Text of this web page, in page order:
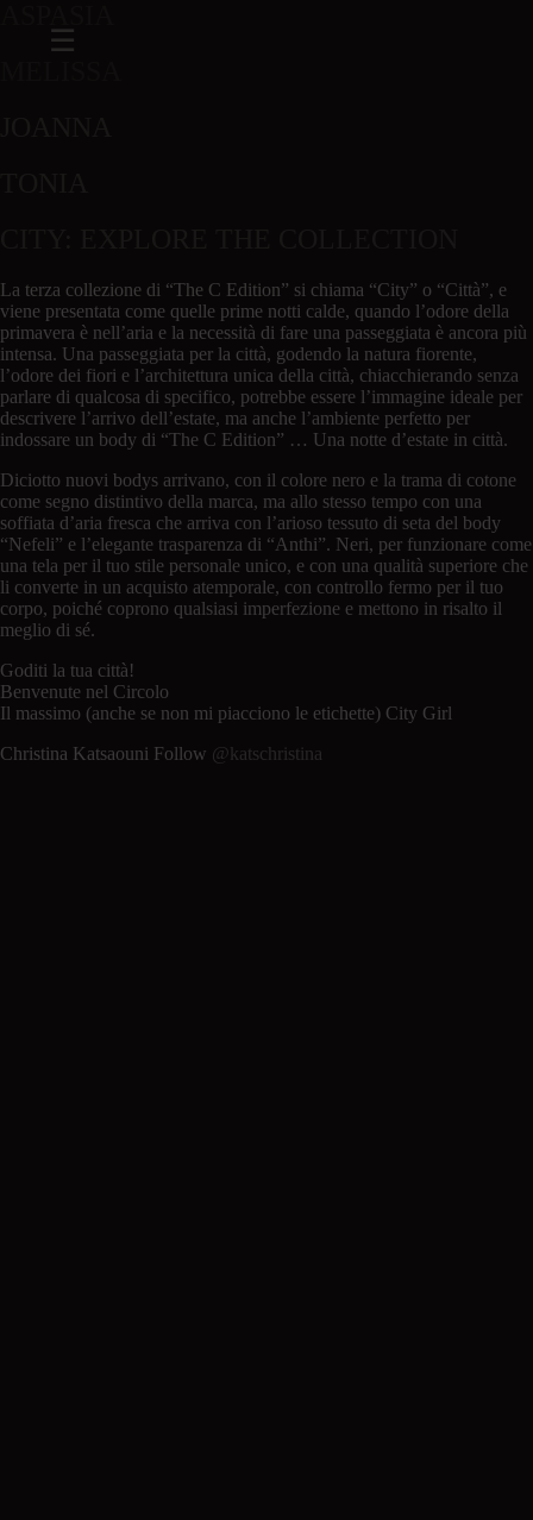
La terza collezione di “The C Edition” si chiama “City” o “Città”, e
viene presentata come quelle prime notti calde, quando l’odore della
primavera è nell’aria e la necessità di fare una passeggiata è ancora più
intensa. Una passeggiata per la città, godendo la natura fiorente,
l’odore dei fiori e l’architettura unica della città, chiacchierando senza
parlare di qualcosa di specifico, potrebbe essere l’immagine ideale per
descrivere l’arrivo dell’estate, ma anche l’ambiente perfetto per
indossare un body di “The C Edition” … Una notte d’estate in città.
Diciotto nuovi bodys arrivano, con il colore nero e la trama di cotone
come segno distintivo della marca, ma allo stesso tempo con una
soffiata d’aria fresca che arriva con l’arioso tessuto di seta del body
“Nefeli” e l’elegante trasparenza di “Anthi”. Neri, per funzionare come
una tela per il tuo stile personale unico, e con una qualità superiore che
li converte in un acquisto atemporale, con controllo fermo per il tuo
corpo, poiché coprono qualsiasi imperfezione e mettono in risalto il
meglio di sé.
Goditi la tua città!
Benvenute nel Circolo
Il massimo (anche se non mi piacciono le etichette) City Girl
Christina Katsaouni Follow @katschristina